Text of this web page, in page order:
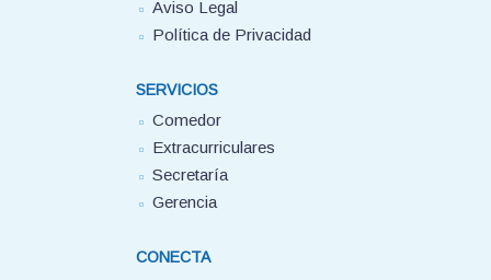
Aviso Legal
Política de Privacidad
SERVICIOS
Comedor
Extracurriculares
Secretaría
Gerencia
CONECTA